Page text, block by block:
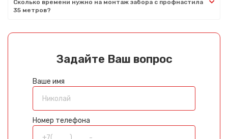
Сколько времени нужно на монтаж забора с профнастила
35 метров?
Задайте Ваш вопрос
Ваше имя
Номер телефона